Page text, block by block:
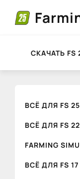
СКАЧАТЬ FS
ВСЁ ДЛЯ FS 25
ВСЁ ДЛЯ FS 22
FARMING
ВСЁ ДЛЯ FS 17